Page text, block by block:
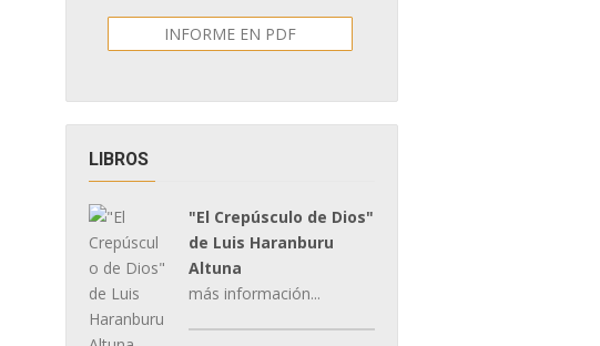
INFORME EN PDF
LIBROS
"El Crepúsculo de Dios"
de Luis Haranburu
Altuna
más información...